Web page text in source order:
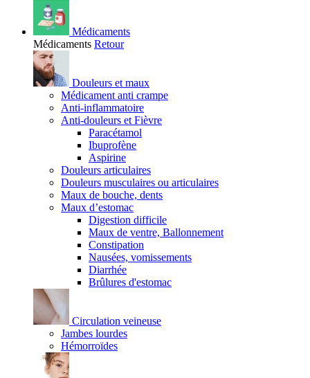
Médicaments
Médicaments Retour
Douleurs et maux
Médicament anti crampe
Anti-inflammatoire
Anti-douleurs et Fièvre
Paracétamol
Ibuprofène
Aspirine
Douleurs articulaires
Douleurs musculaires ou articulaires
Maux de bouche, dents
Maux d’estomac
Digestion difficile
Maux de ventre, Ballonnement
Constipation
Nausées, vomissements
Diarrhée
Brûlures d'estomac
Circulation veineuse
Jambes lourdes
Hémorroïdes